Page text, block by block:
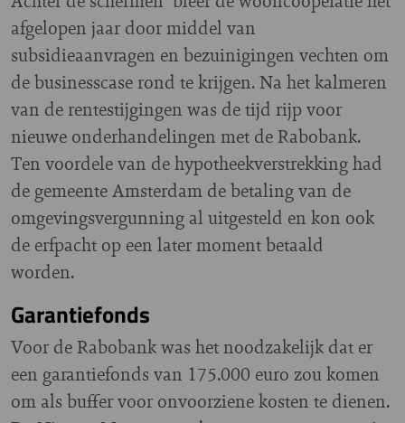
afgelopen jaar door middel van
subsidieaanvragen en bezuinigingen vechten om
de businesscase rond te krijgen. Na het kalmeren
van de rentestijgingen was de tijd rijp voor
nieuwe onderhandelingen met de Rabobank.
Ten voordele van de hypotheekverstrekking had
de gemeente Amsterdam de betaling van de
omgevingsvergunning al uitgesteld en kon ook
de erfpacht op een later moment betaald
worden.
Garantiefonds
Voor de Rabobank was het noodzakelijk dat er
een garantiefonds van 175.000 euro zou komen
om als buffer voor onvoorziene kosten te dienen.